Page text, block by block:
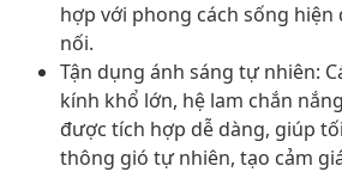
hợp với phong cách sống hiện
nối.
Tận dụng ánh sáng tự nhiên:
kính khổ lớn, hệ lam chắn
được tích hợp dễ dàng, giúp
thông gió tự nhiên, tạo cảm